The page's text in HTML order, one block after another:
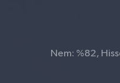
Nem: %82,